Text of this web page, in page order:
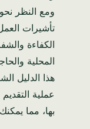
تأشيرات
الكفاءة
المحلية
عملية
بها، مما